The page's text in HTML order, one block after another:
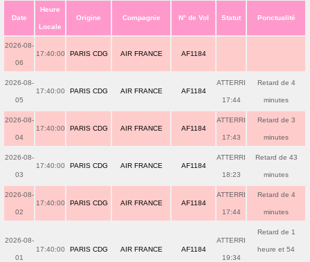
Date
Heure
Locale
Origine Compagnie N° de Vol Statut Ponctualité
2026-08-
06
17:40:00 PARIS CDG AIR FRANCE AF1184
2026-08-
05
17:40:00 PARIS CDG AIR FRANCE AF1184
ATTERRI
17:44
Retard de 4
minutes
2026-08-
04
17:40:00 PARIS CDG AIR FRANCE AF1184
ATTERRI
17:43
Retard de 3
minutes
2026-08-
03
17:40:00 PARIS CDG AIR FRANCE AF1184
ATTERRI
18:23
Retard de 43
minutes
2026-08-
02
17:40:00 PARIS CDG AIR FRANCE AF1184
ATTERRI
17:44
Retard de 4
minutes
2026-08-
01
17:40:00 PARIS CDG AIR FRANCE AF1184
ATTERRI
19:34
Retard de 1
heure et 54